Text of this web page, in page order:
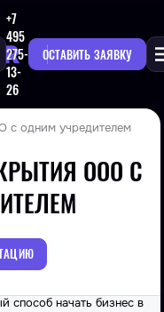
+7
495
275-
13-
26
ОСТАВИТЬ ЗАЯВКУ
с одним учредителем
ООО С
способ начать бизнес в